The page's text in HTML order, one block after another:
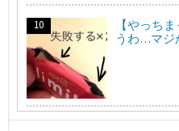
【やっち
うわ…マジ